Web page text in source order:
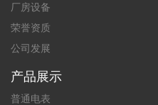
厂房设备
荣誉资质
公司发展
产品展示
普通电表